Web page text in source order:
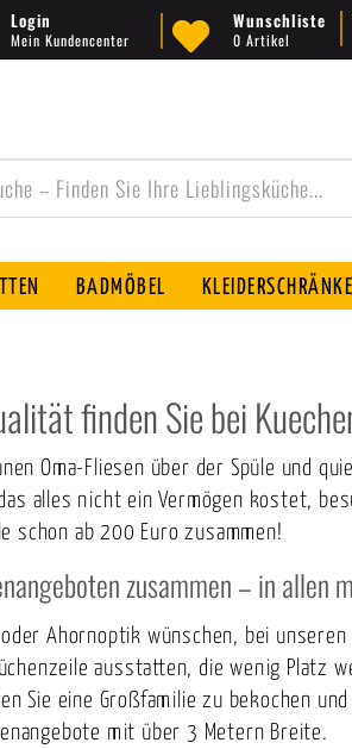
Login
Mein Kundencenter
Wunschliste
0 Artikel
BADMÖBEL KLEIDERSCHRÄNKE
finden Sie bei
Oma-Fliesen über der Spüle und
alles nicht ein Vermögen kostet,
schon ab 200 Euro zusammen!
zusammen – in allen
Ahornoptik wünschen, bei
ausstatten, die wenig Platz
Sie eine Großfamilie zu bekochen
mit über 3 Metern Breite.